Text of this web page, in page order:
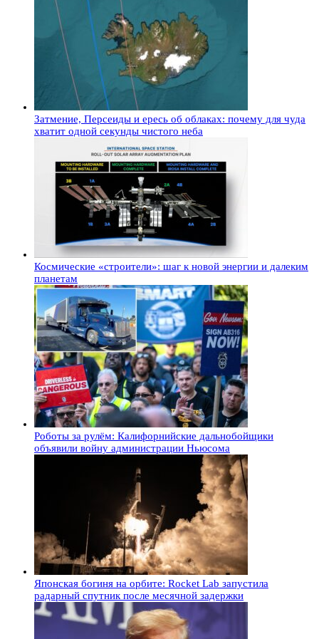
Затмение, Персеиды и ересь об облаках: почему для чуда
хватит одной секунды чистого неба
Космические «строители»: шаг к новой энергии и далеким
планетам
Роботы за рулём: Калифорнийские дальнобойщики
объявили войну администрации Ньюсома
Японская богиня на орбите: Rocket Lab запустила
радарный спутник после месячной задержки